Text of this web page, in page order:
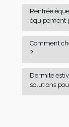
Rentrée
équipement
Comment
?
Dermite
solutions